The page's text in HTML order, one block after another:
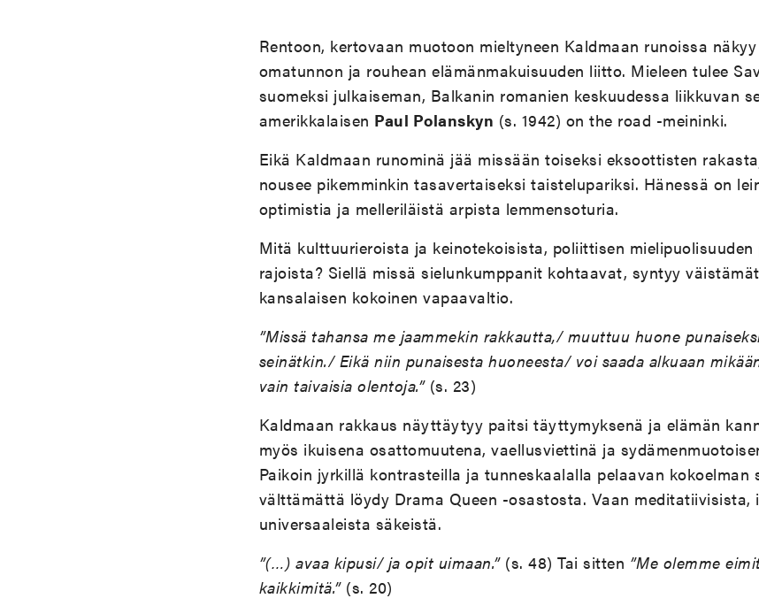
Rentoon, kertovaan muotoon mieltyneen Kaldmaan runoissa
omatunnon ja rouhean elämänmakuisuuden liitto. Mieleen tulee
suomeksi julkaiseman, Balkanin romanien keskuudessa liikkuvan
amerikkalaisen Paul Polanskyn (s. 1942) on the road -meininki.
Eikä Kaldmaan runominä jää missään toiseksi eksoottisten
nousee pikemminkin tasavertaiseksi taistelupariksi. Hänessä on
optimistia ja melleriläistä arpista lemmensoturia.
Mitä kulttuurieroista ja keinotekoisista, poliittisen
rajoista? Siellä missä sielunkumppanit kohtaavat, syntyy
kansalaisen kokoinen vapaavaltio.
”Missä tahansa me jaammekin rakkautta,/ muuttuu huone
seinätkin./ Eikä niin punaisesta huoneesta/ voi saada alkuaan
vain taivaisia olentoja.”(s. 23)
Kaldmaan rakkaus näyttäytyy paitsi täyttymyksenä ja elämän
myös ikuisena osattomuutena, vaellusviettinä ja
Paikoin jyrkillä kontrasteilla ja tunneskaalalla pelaavan kokoelman
välttämättä löydy Drama Queen -osastosta. Vaan meditatiivisista,
universaaleista säkeistä.
”(…) avaa kipusi/ ja opit uimaan.”(s. 48) Tai sitten ”Me olemme
kaikkimitä.”(s. 20)